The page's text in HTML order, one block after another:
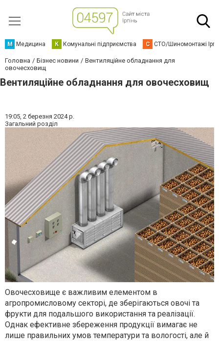
М Медицина К Комунальні підприємства С СТО/Шиномонтажі
Головна Бізнес новини
Вентиляційне обладнання для
овочесховищ
Вентиляційне обладнання для овочесховищ
19:05, 2 березня 2024 р.
Загальний розділ
Овочесховище є важливим елементом в
агропромисловому секторі, де зберігаються овочі та
фрукти для подальшого використання та реалізації.
Однак ефективне збереження продукції вимагає не
лише правильних умов температури та вологості, але й